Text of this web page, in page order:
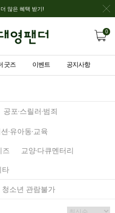
많은 혜택 받기!
0
굿즈 이벤트 공지사항
공포·스릴러·범죄
·유아동·교육
즈
교양·다큐멘터리
타
청소년 관람불가